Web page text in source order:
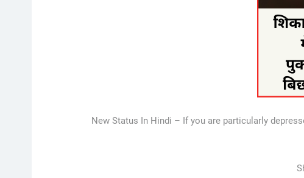
New Status In Hindi – If you are particularly